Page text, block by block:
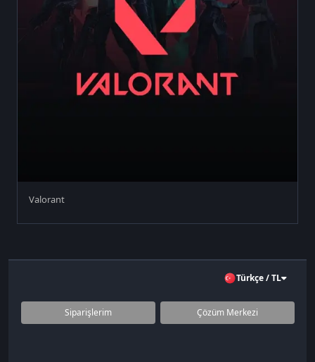
Valorant
Türkçe / TL
Siparişlerim Çözüm Merkezi